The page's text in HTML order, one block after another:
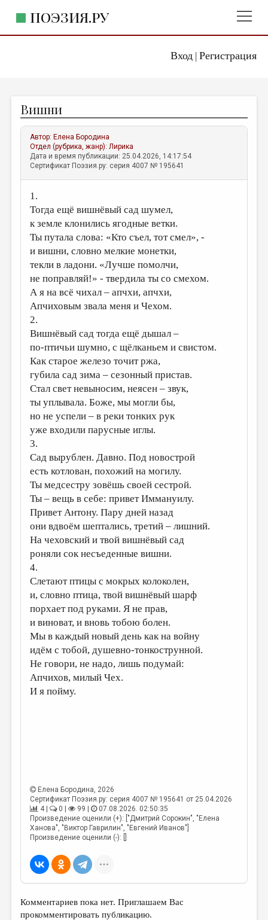
Вход| Регистрация
ПОЭЗИЯ.РУ
ЖАНРЫ
АВТОРЫ
КОММЕНТАРИИ
ЛИТСАЛОН
НОВОСТИ
ПРАВИЛА САЙТА
ИЗБРАННОЕ
ДАЙДЖЕСТ
ПРОИЗВЕДЕНИЯ
ПЕРЕВОДЫ
КОНКУРСЫ
ДЕТСКАЯ КОМНАТА
КНИЖНАЯ ПОЛКА
ОБЗОР ЛИТЕРАТУРЫ
СТРАНИЦЫ ПАМЯТИ
ОБЪЯВЛЕНИЯ
РЕДКОЛЛЕГИЯ
ОТ РЕДАКЦИИ
МАЛАЯ ПРОЗА
ЭССЕИСТИКА
ЛИТЕРАТУРОВЕДЕНИЕ
КУЛЬТУРОВЕДЕНИЕ
ПУБЛИЦИСТИКА
РЕЦЕНЗИРОВАНИЕ
ЦИКЛЫ ПУБЛИКАЦИЙ
ТРЕДИАКОВСКИЙ
Вишни
Автор: Елена Бородина
Отдел (рубрика, жанр):Лирика
Дата и время публикации: 25.04.2026, 14:17:54
Сертификат Поэзия.ру: серия 4007 № 195641
1.
Тогда ещё вишнёвый сад шумел,
к земле клонились ягодные ветки.
Ты путала слова: «Кто съел, тот смел», -
и вишни, словно мелкие монетки,
текли в ладони. «Лучше помолчи,
не поправляй!» - твердила ты со смехом.
А я на всё чихал – апчхи, апчхи,
Апчиховым звала меня и Чехом.
2.
Вишнёвый сад тогда ещё дышал –
по-птичьи шумно, с щёлканьем и свистом.
Как старое железо точит ржа,
губила сад зима – сезонный пристав.
Стал свет невыносим, неясен – звук,
ты уплывала. Боже, мы могли бы,
но не успели – в реки тонких рук
уже входили парусные иглы.
3.
Сад вырублен. Давно. Под новострой
есть котлован, похожий на могилу.
Ты медсестру зовёшь своей сестрой.
Ты – вещь в себе: привет Иммануилу.
Привет Антону. Пару дней назад
они вдвоём шептались, третий – лишний.
На чеховский и твой вишнёвый сад
роняли сок несъеденные вишни.
4.
Слетают птицы с мокрых колоколен,
и, словно птица, твой вишнёвый шарф
порхает под руками. Я не прав,
и виноват, и вновь тобою болен.
Мы в каждый новый день как на войну
идём с тобой, душевно-тонкострунной.
Не говори, не надо, лишь подумай:
Апчихов, милый Чех.
И я пойму.
Елена Бородина, 2026
Сертификат Поэзия.ру: серия 4007 № 195641 от 25.04.2026
4 |
0 | 99 |
07.08.2026. 02:50:35
Произведение оценили (+): ["Дмитрий Сорокин", "Елена
Ханова", "Виктор Гаврилин", "Евгений Иванов"]
Произведение оценили (-): []
Комментариев пока нет. Приглашаем Вас
прокомментировать публикацию.